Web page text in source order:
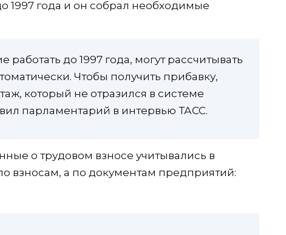
1997 года и он собрал необходимые
до 1997 года, могут рассчитывать
Чтобы получить прибавку,
который не отразился в системе
парламентарий в интервью ТАСС.
о трудовом взносе учитывались в
взносам, а по документам предприятий: